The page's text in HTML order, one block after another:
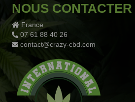
NOUS CONTACTER
France
07 61 88 40 26
contact@crazy-cbd.com